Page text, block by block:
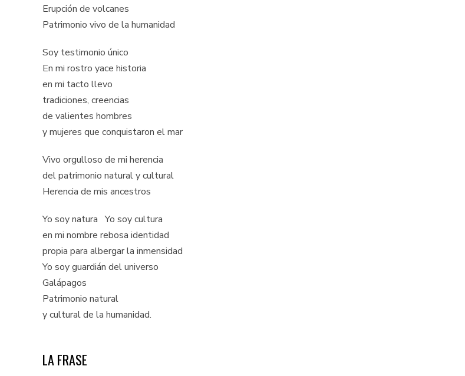
Erupción de volcanes
Patrimonio vivo de la humanidad
Soy testimonio único
En mi rostro yace historia
en mi tacto llevo
tradiciones, creencias
de valientes hombres
y mujeres que conquistaron el mar
Vivo orgulloso de mi herencia
del patrimonio natural y cultural
Herencia de mis ancestros
Yo soy natura Yo soy cultura
en mi nombre rebosa identidad
propia para albergar la inmensidad
Yo soy guardián del universo
Galápagos
Patrimonio natural
y cultural de la humanidad.
LA FRASE